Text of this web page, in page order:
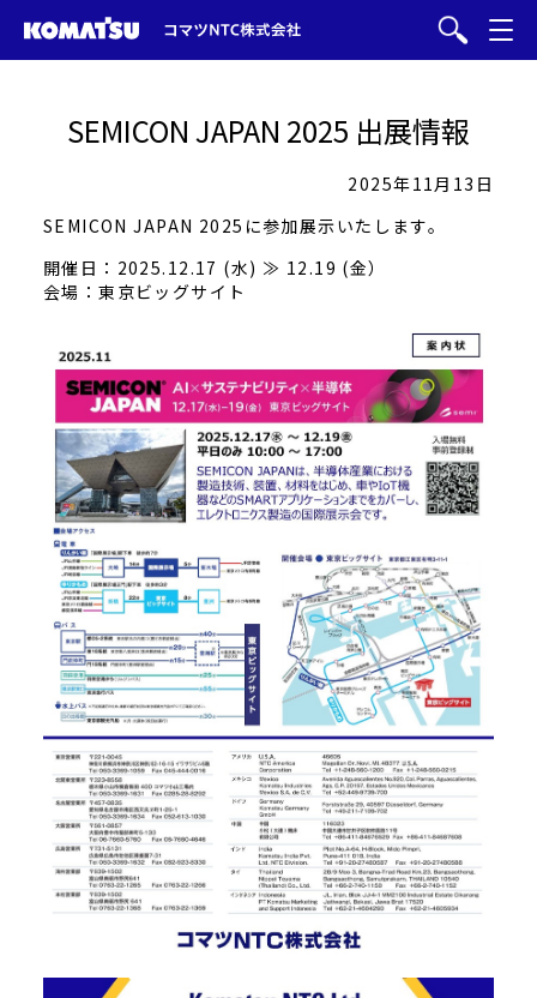
SEMICON JAPAN 2025 出展情報
2025年11月13日
SEMICON JAPAN 2025に参加展示いたします。
開催日：2025.12.17 (水) ≫ 12.19 (金）
会場：東京ビッグサイト